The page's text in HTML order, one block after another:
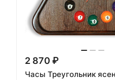
2 870 ₽
Часы Треугольник